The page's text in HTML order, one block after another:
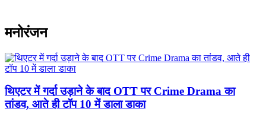
मनोरंजन
थिएटर में गर्दा उड़ाने के बाद OTT पर Crime Drama का
तांडव, आते ही टॉप 10 में डाला डाका